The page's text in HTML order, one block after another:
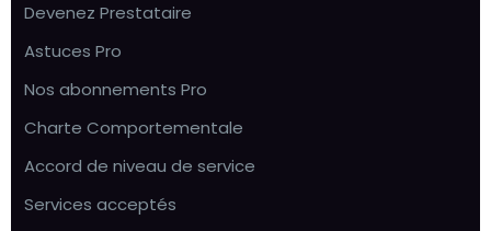
Devenez Prestataire
Astuces Pro
Nos abonnements Pro
Charte Comportementale
Accord de niveau de service
Services acceptés